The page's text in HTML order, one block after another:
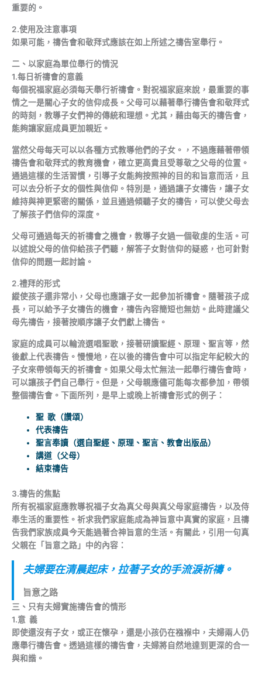
重要的。
2.使用及注意事項
如果可能，禱告會和敬拜式應該在如上所述之禱告室舉行。
二、以家庭為單位舉行的情況
1.每日祈禱會的意義
每個祝福家庭必須每天舉行祈禱會。對祝福家庭來說，最重要的事
情之一是關心子女的信仰成長。父母可以藉著舉行禱告會和敬拜式
的時刻，教導子女們神的傳統和理想。尤其，藉由每天的禱告會，
能夠讓家庭成員更加親近。
當然父母每天可以以各種方式教導他們的子女。，不過應藉著帶領
禱告會和敬拜式的教育機會，確立更高貴且受尊敬之父母的位置。
通過這樣的生活習慣，引導子女能夠按照神的目的和旨意而活，且
可以去分析子女的個性與信仰。特別是，通過讓子女禱告，讓子女
維持與神更緊密的關係，並且通過傾聽子女的禱告，可以使父母去
了解孩子們信仰的深度。
父母可通過每天的祈禱會之機會，教導子女過一個敬虔的生活。可
以述說父母的信仰給孩子們聽，解答子女對信仰的疑惑，也可針對
信仰的問題一起討論。
2.禮拜的形式
縱使孩子還非常小，父母也應讓子女一起參加祈禱會。隨著孩子成
長，可以給予子女禱告的機會，禱告內容簡短也無妨。此時建議父
母先禱告，接著按順序讓子女們獻上禱告。
家庭的成員可以輪流選唱聖歌，接著研讀聖經、原理、聖言等，然
後獻上代表禱告。慢慢地，在以後的禱告會中可以指定年紀較大的
子女來帶領每天的祈禱會。如果父母太忙無法一起舉行禱告會時，
可以讓孩子們自己舉行。但是，父母親應儘可能每次都參加，帶領
整個禱告會。下面所列，是早上或晚上祈禱會形式的例子：
聖 歌（讚頌）
代表禱告
聖言奉讀（選自聖經、原理、聖言、教會出版品）
講道（父母）
結束禱告
3.禱告的焦點
所有祝福家庭應教導祝福子女為真父母與真父母家庭禱告，以及侍
奉生活的重要性。祈求我們家庭能成為神旨意中真實的家庭，且禱
告我們家族成員今天能過著合神旨意的生活。有關此，引用一句真
父親在「旨意之路」中的內容：
夫婦要在清晨起床，拉著子女的手流淚祈禱。
旨意之路
三、只有夫婦實施禱告會的情形
1.意 義
即使還沒有子女，或正在懷孕，還是小孩仍在襁褓中，夫婦兩人仍
應舉行禱告會。透過這樣的禱告會，夫婦將自然地達到更深的合一
與和諧。